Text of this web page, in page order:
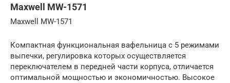
Maxwell MW-1571
Maxwell MW-1571
Компактная функциональная вафельница с 5 режимами
выпечки, регулировка которых осуществляется
переключателем в передней части корпуса, отличается
оптимальной мощностью и экономичностью. Высокое